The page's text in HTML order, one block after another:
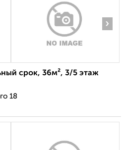
›
срок, 36м², 3/5 этаж
18